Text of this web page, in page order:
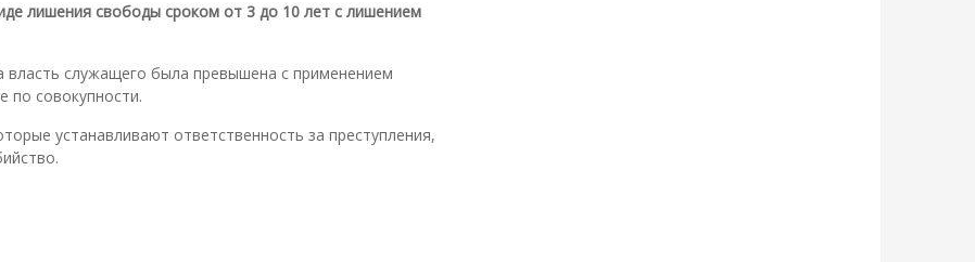
лишения свободы сроком от 3 до 10 лет с лишением
служащего была превышена с применением
по совокупности.
устанавливают ответственность за преступления,